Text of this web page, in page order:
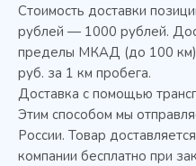
Колода
Стоимость доставки
рублей — 1000 рублей.
пределы МКАД (до 100 км)
руб. за 1 км пробега.
Доставка с помощью
Этим способом мы
России. Товар
компании бесплатно при